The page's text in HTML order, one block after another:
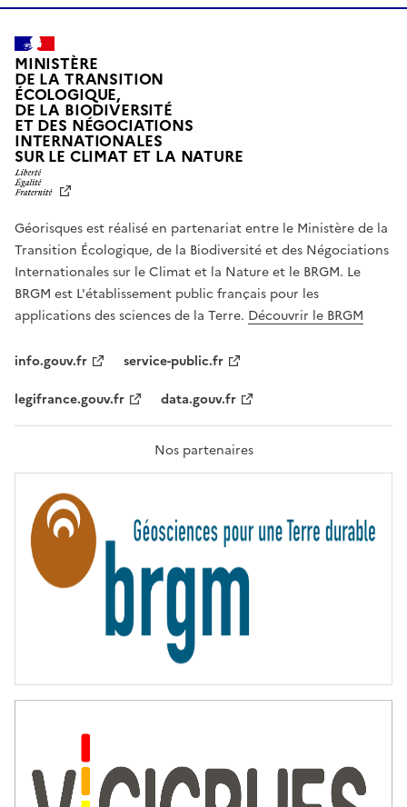
MINISTÈRE
DE LA TRANSITION
ÉCOLOGIQUE,
DE LA BIODIVERSITÉ
ET DES NÉGOCIATIONS
INTERNATIONALES
SUR LE CLIMAT ET LA NATUREL
T
É
,
É
G
A
L
F
A
T
R
T
É
Géorisques est réalisé en partenariat entre le Ministère de la
Transition Écologique, de la Biodiversité et des Négociations
Internationales sur le Climat et la Nature et le BRGM. Le
BRGM est L'établissement public français pour les
applications des sciences de la Terre. Découvrir le BRGM
info.gouv.fr
service-public.fr
legifrance.gouv.fr
data.gouv.fr
Nos partenaires